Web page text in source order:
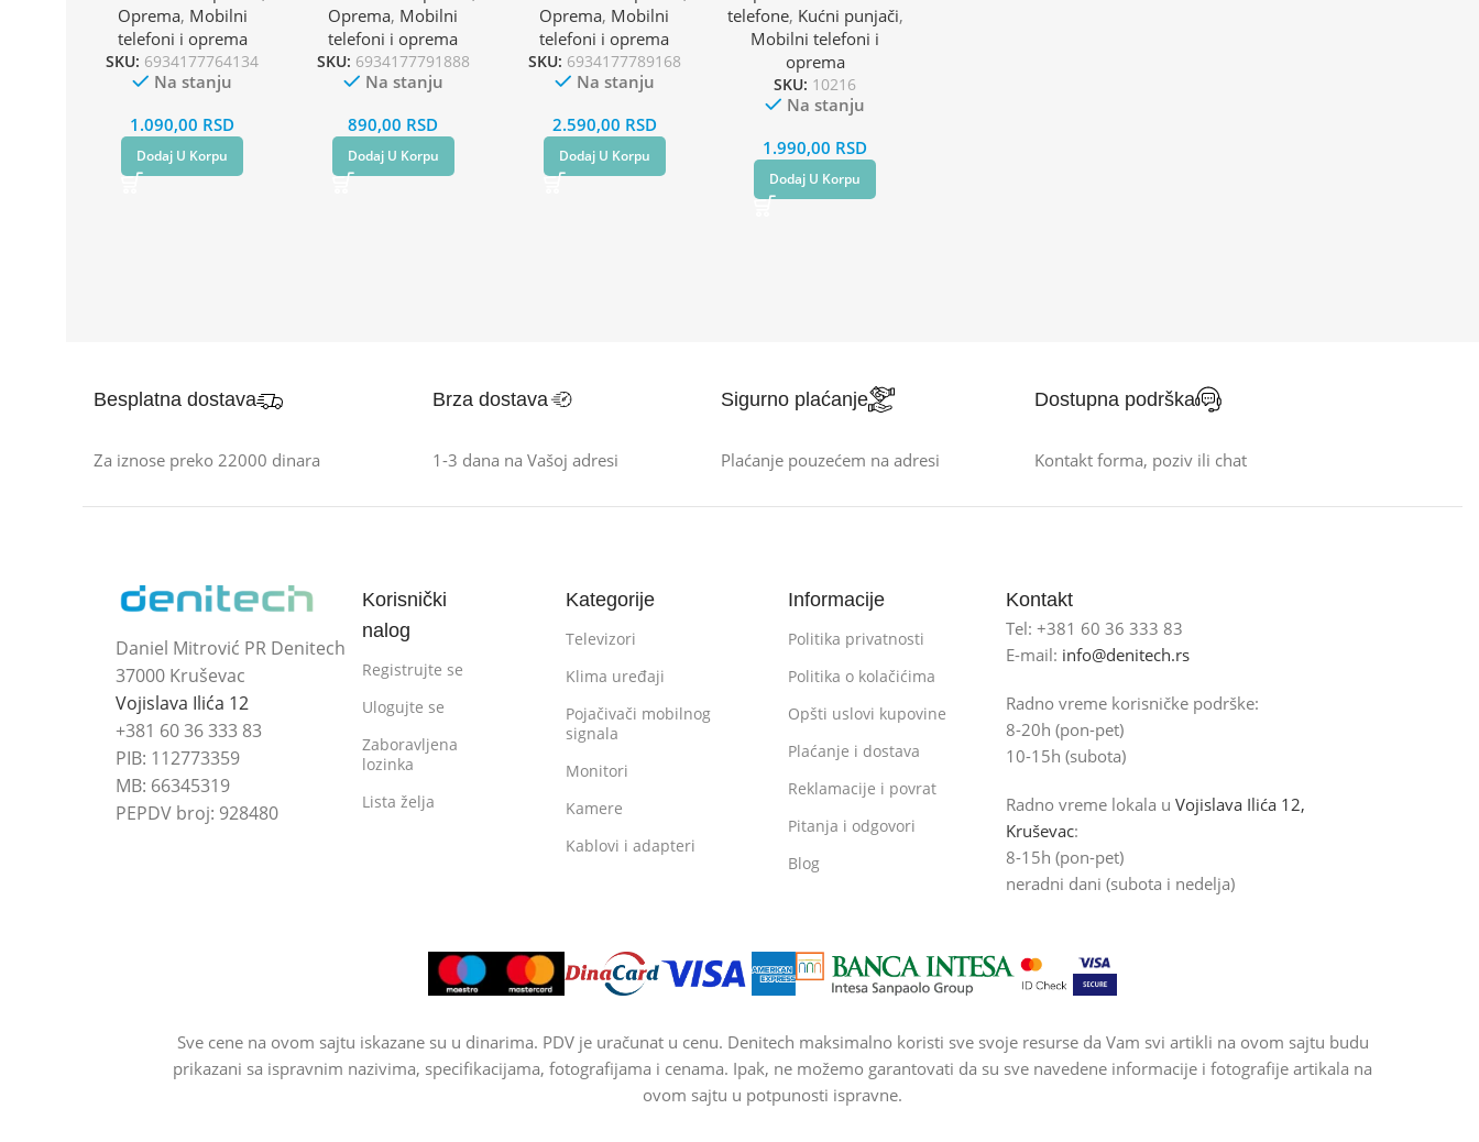
Oprema, Mobilni
telefoni i oprema
SKU: 6934177764134
Na stanju
1.090,00 RSD
Dodaj U Korpu
Oprema, Mobilni
telefoni i oprema
SKU: 6934177791888
Na stanju
890,00 RSD
Dodaj U Korpu
Oprema, Mobilni
telefoni i oprema
SKU: 6934177789168
Na stanju
2.590,00 RSD
Dodaj U Korpu
telefone, Kućni punjači,
Mobilni telefoni i
oprema
SKU: 10216
Na stanju
1.990,00 RSD
Dodaj U Korpu
Besplatna dostava
Za iznose preko 22000 dinara
Brza dostava
1-3 dana na Vašoj adresi
Sigurno plaćanje
Plaćanje pouzećem na adresi
Dostupna podrška
Kontakt forma, poziv ili chat
Daniel Mitrović PR Denitech
37000 Kruševac
Vojislava Ilića 12
+381 60 36 333 83
PIB: 112773359
MB: 66345319
PEPDV broj: 928480
Korisnički
nalog
Registrujte se
Ulogujte se
Zaboravljena
lozinka
Lista želja
Kategorije
Televizori
Klima uređaji
Pojačivači mobilnog
signala
Monitori
Kamere
Kablovi i adapteri
Informacije
Politika privatnosti
Politika o kolačićima
Opšti uslovi kupovine
Plaćanje i dostava
Reklamacije i povrat
Pitanja i odgovori
Blog
Kontakt
Tel: +381 60 36 333 83
E-mail: info@denitech.rs
Radno vreme korisničke podrške:
8-20h (pon-pet)
10-15h (subota)
Radno vreme lokala u Vojislava Ilića 12,
Kruševac:
8-15h (pon-pet)
neradni dani (subota i nedelja)
Sve cene na ovom sajtu iskazane su u dinarima. PDV je uračunat u cenu. Denitech maksimalno koristi sve svoje resurse da Vam svi artikli na ovom sajtu budu
prikazani sa ispravnim nazivima, specifikacijama, fotografijama i cenama. Ipak, ne možemo garantovati da su sve navedene informacije i fotografije artikala na
ovom sajtu u potpunosti ispravne.